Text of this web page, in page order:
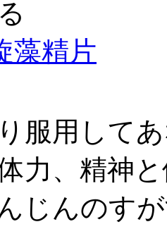
藻精片
服用して
力、精神
じんのす